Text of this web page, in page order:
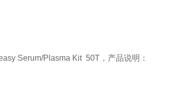
Serum/Plasma Kit 50T ， 产品说明 ：